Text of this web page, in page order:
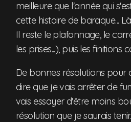
meilleure que l'année qui
cette histoire de baraque...
Il reste le plafonnage, le
les prises...), puis les
De bonnes résolutions pour
dire que je vais arrêter de
vais essayer d'être moins
résolution que je saurais